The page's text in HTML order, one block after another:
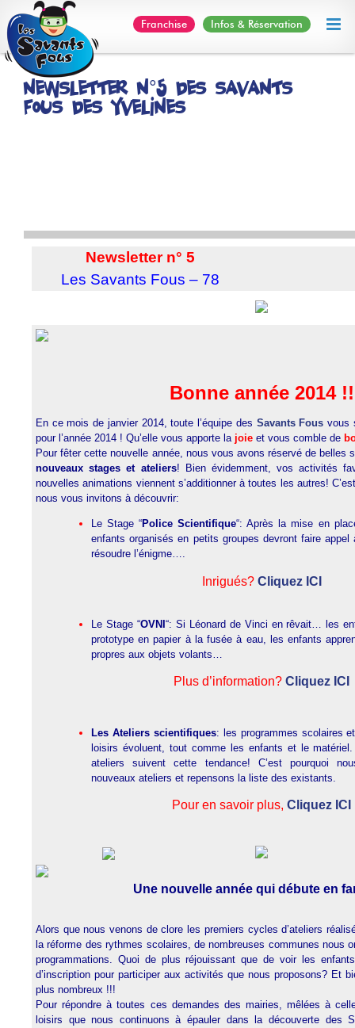
Skip
to
content
Infos & Réservation
Franchise
Newsletter N°5 des Savants
Fous des Yvelines
Newsletter n° 5
Les Savants Fous – 78
Bonne année 2014 !!
En ce mois de janvier 2014, toute l’équipe des Savants Fous vous
pour l’année 2014 ! Qu’elle vous apporte la joie et vous comble de
Pour fêter cette nouvelle année, nous vous avons réservé de belles
nouveaux stages et ateliers! Bien évidemment, vos activités
nouvelles animations viennent s’additionner à toutes les autres!
nous vous invitons à découvrir:
Le Stage “Police Scientifique“: Après la mise en
enfants organisés en petits groupes devront faire appel
résoudre l’énigme….
Inrigués? Cliquez ICI
Le Stage “OVNI “: Si Léonard de Vinci en rêvait… les
prototype en papier à la fusée à eau, les enfants
propres aux objets volants…
Plus d’information? Cliquez ICI
Les Ateliers scientifiques: les programmes scolaires
loisirs évoluent, tout comme les enfants et le
ateliers suivent cette tendance! C’est pourquoi
nouveaux ateliers et repensons la liste des existants.
Pour en savoir plus, Cliquez ICI
Une nouvelle année qui débute en
Alors que nous venons de clore les premiers cycles d’ateliers
la réforme des rythmes scolaires, de nombreuses communes nous
programmations. Quoi de plus réjouissant que de voir les
d’inscription pour participer aux activités que nous proposons? Et
plus nombreux !!!
Pour répondre à toutes ces demandes des mairies, mêlées à
loisirs que nous continuons à épauler dans la découverte des